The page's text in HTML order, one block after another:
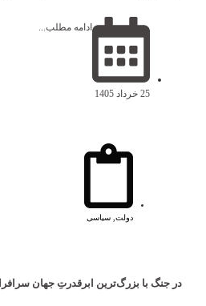
25 خرداد 1405
ادامه مطلب...
دولت, سیاسی
در جنگ با بزرگ‌ترین ابرقدرتِ جهان